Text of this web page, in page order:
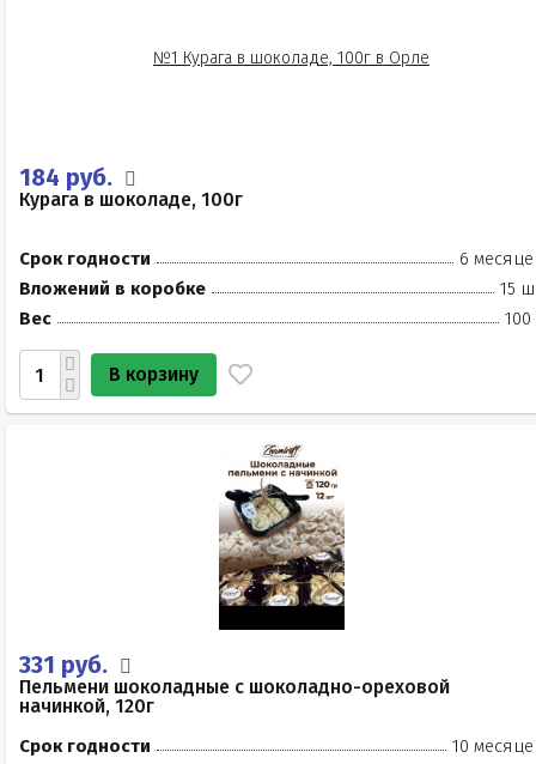
184 руб.
Курага в шоколаде, 100г
Срок годности
6
Вложений в коробке
15
Вес
100
В корзину
331 руб.
Пельмени шоколадные с шоколадно-ореховой
начинкой, 120г
Срок годности
10